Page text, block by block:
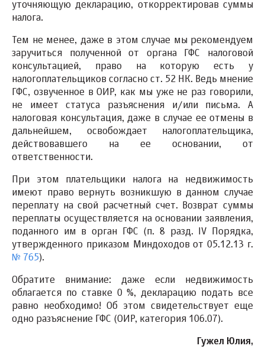
уточняющую декларацию, откорректировав суммы
налога.
Тем не менее, даже в этом случае мы рекомендуем
заручиться полученной от органа ГФС налоговой
консультацией, право на которую есть у
налогоплательщиков согласно ст. 52 НК. Ведь мнение
ГФС, озвученное в ОИР, как мы уже не раз говорили,
не имеет статуса разъяснения и/или письма. А
налоговая консультация, даже в случае ее отмены в
дальнейшем, освобождает налогоплательщика,
действовавшего на ее основании, от
ответственности.
При этом плательщики налога на недвижимость
имеют право вернуть возникшую в данном случае
переплату на свой расчетный счет. Возврат суммы
переплаты осуществляется на основании заявления,
поданного им в орган ГФС (п. 8 разд. IV Порядка,
утвержденного приказом Миндоходов от 05.12.13 г.
№ 765).
Обратите внимание: даже если недвижимость
облагается по ставке 0 %, декларацию подать все
равно необходимо! Об этом свидетельствует еще
одно разъяснение ГФС (ОИР, категория 106.07).
Гужел Юлия,